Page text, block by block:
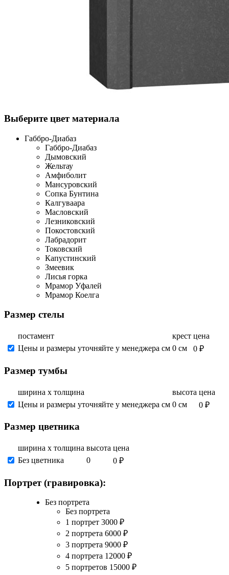
Выберите цвет материала
Габбро-Диабаз
Габбро-Диабаз
Дымовский
Жельтау
Амфиболит
Мансуровский
Сопка Бунтина
Калгуваара
Масловский
Лезниковский
Покостовский
Лабрадорит
Токовский
Капустинский
Змеевик
Лисья горка
Мрамор Уфалей
Мрамор Коелга
Размер стелы
постамент крест цена
Цены и размеры уточняйте у менеджера см 0 см 0 ₽
Размер тумбы
ширина х толщина высота цена
Цены и размеры уточняйте у менеджера см 0 см 0 ₽
Размер цветника
ширина х толщина высота цена
Без цветника
0 0 ₽
Портрет (гравировка):
Без портрета
Без портрета
1 портрет 3000 ₽
2 портрета 6000 ₽
3 портрета 9000 ₽
4 портрета 12000 ₽
5 портретов 15000 ₽